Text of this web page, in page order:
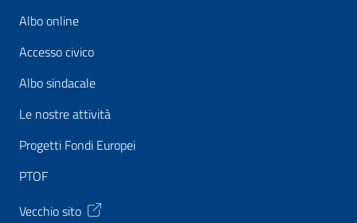
Albo online
Accesso civico
Albo sindacale
Le nostre attività
Progetti Fondi Europei
PTOF
Vecchio sito